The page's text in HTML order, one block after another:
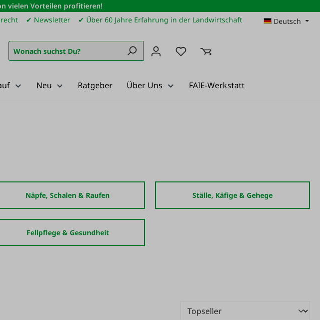
vielen Vorteilen profitieren!
✔ Newsletter ✔ Über 60 Jahre Erfahrung in der Landwirtschaft Deutsch
Du hast 0 Produkte auf dem
Neu Ratgeber Über Uns FAIE-Werkstatt
Näpfe, Schalen & Raufen Ställe, Käfige & Gehege
Fellpflege & Gesundheit